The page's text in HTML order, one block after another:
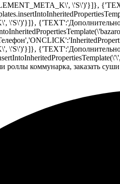
\'S\')'}]},
\'S\')'}]},
\'S\')'}]},
коммунарка, заказать